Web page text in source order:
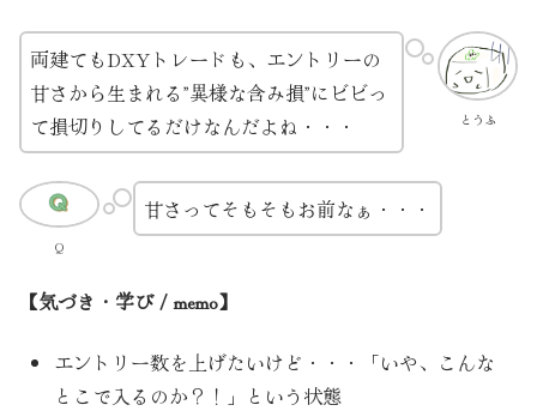
とうふ
両建てもDXYトレードも、エントリーの
甘さから生まれる”異様な含み損”にビビっ
て損切りしてるだけなんだよね・・・
Q
甘さってそもそもお前なぁ・・・
【気づき・学び / memo】
エントリー数を上げたいけど・・・「いや、こんな
とこで入るのか？！」という状態